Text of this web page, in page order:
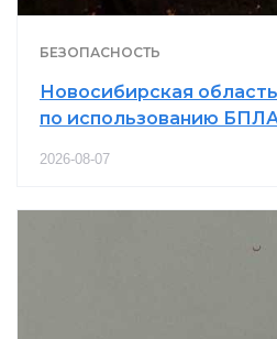
БЕЗОПАСНОСТЬ
Новосибирская
по использованию
2026-08-07